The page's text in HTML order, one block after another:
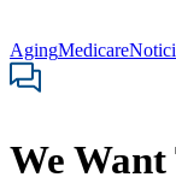
AgingMedicare
We